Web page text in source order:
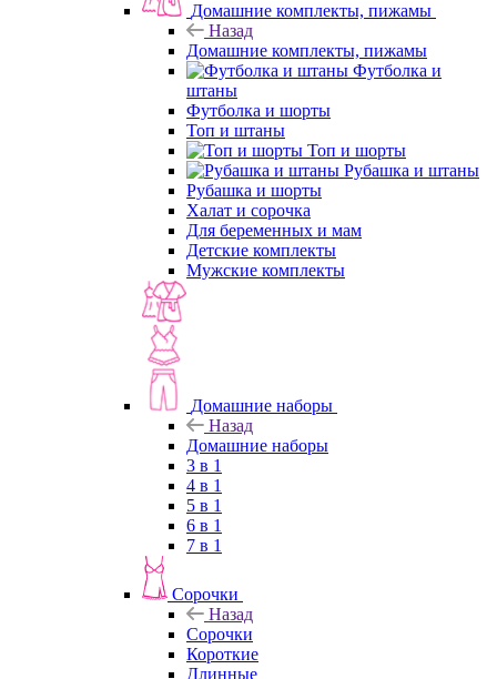
Домашние комплекты, пижамы
Назад
Домашние комплекты, пижамы
Футболка и
штаны
Футболка и шорты
Топ и штаны
Топ и шорты
Рубашка и штаны
Рубашка и шорты
Халат и сорочка
Для беременных и мам
Детские комплекты
Мужские комплекты
Домашние наборы
Назад
Домашние наборы
3 в 1
4 в 1
5 в 1
6 в 1
7 в 1
Сорочки
Назад
Сорочки
Короткие
Длинные